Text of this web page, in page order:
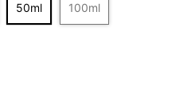
50ml 100ml